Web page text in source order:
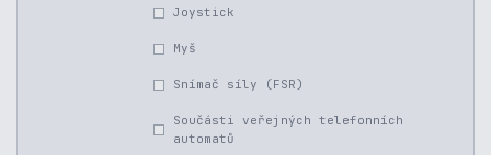
Joystick
Myš
Snímač síly (FSR)
Součásti veřejných telefonních
automatů